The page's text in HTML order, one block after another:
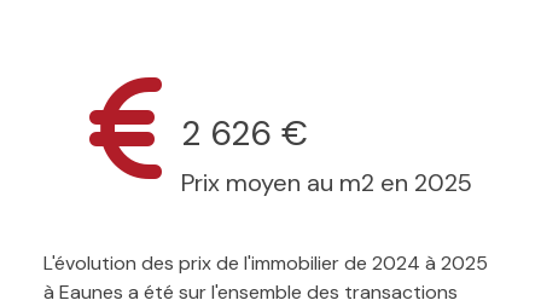
2 626 €
Prix moyen au m2 en 2025
L'évolution des prix de l'immobilier de 2024 à 2025
à Eaunes a été sur l'ensemble des transactions